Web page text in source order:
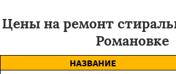
Цены на ремонт
Романовке
НАЗВАНИЕ